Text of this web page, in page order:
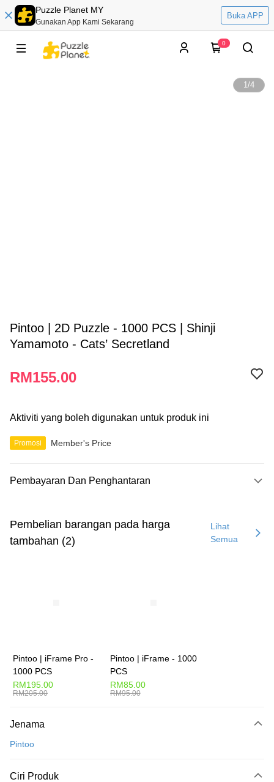
Puzzle Planet MY
Gunakan App Kami Sekarang
Buka APP
0
1/4
Pintoo | 2D Puzzle - 1000 PCS | Shinji
Yamamoto - Cats’ Secretland
RM155.00
Aktiviti yang boleh digunakan untuk produk ini
Promosi Member's Price
Pembayaran Dan Penghantaran
Kad Kredit
Perbankan atas talian
Pilihan Penghantaran
Rumah penghantaran
Rumah penghantaran
Penghantaran percuma
Pembelian barangan pada harga
tambahan (2)
Lihat
Semua
Pintoo | iFrame Pro -
1000 PCS
RM195.00
RM205.00
Pintoo | iFrame - 1000
PCS
RM85.00
RM95.00
Jenama
Pintoo
Ciri Produk